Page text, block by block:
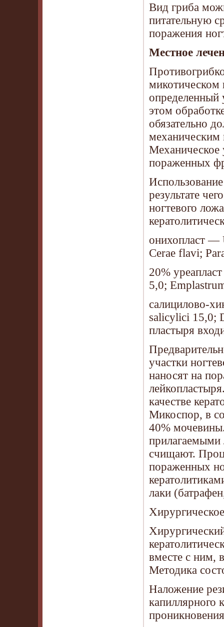
Вид гриба
питательную
поражения
Местное
микотическом
этом
обязательно
механическим
Механическое
пораженных
результате
ногтевого
онихопласт —
Cerae flavi;
20%
5,0;
cалицилово-
salicylici 15,0;
пластыря
участки
наносят на
качестве
Микоспор, в
40%
прилагаемыми
счищают.
пораженных
лаки
вместе с ним,
Методика
Наложение
капиллярного